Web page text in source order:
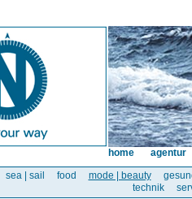
sea | sail food mode | beauty
technik
home agentur